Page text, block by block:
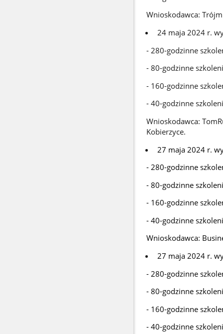
Wnioskodawca:
24 maja 2024 r.
- 280-godzinne
- 80-godzinne
- 160-godzinne
- 40-godzinne
Wnioskodawca:
Kobierzyce.
27 maja 2024 r.
- 280-godzinne
- 80-godzinne
- 160-godzinne
- 40-godzinne
Wnioskodawca:
27 maja 2024 r.
- 280-godzinne
- 80-godzinne
- 160-godzinne
- 40-godzinne